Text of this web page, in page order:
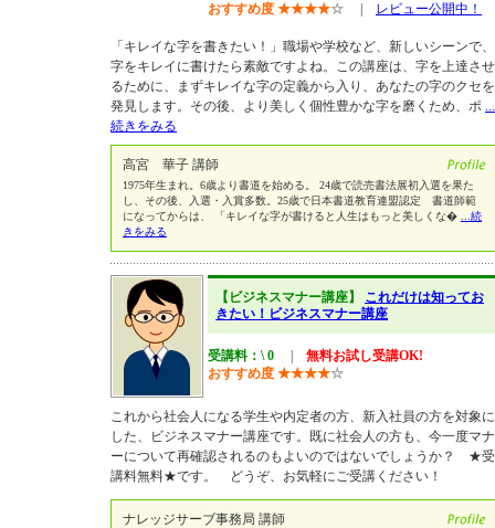
おすすめ度 ★★★★☆ レビュー公開中！
「キレイな字を書きたい！」職場や学校など、新しいシーンで、
字をキレイに書けたら素敵ですよね。この講座は、字を上達させ
るために、まずキレイな字の定義から入り、あなたの字のクセを
発見します。その後、より美しく個性豊かな字を磨くため、ポ ...
続きをみる
高宮 華子 講師
1975年生まれ。6歳より書道を始める。 24歳で読売書法展初入選を果た
し、その後、入選・入賞多数。25歳で日本書道教育連盟認定 書道師範
になってからは、 「キレイな字が書けると人生はもっと美しくな�
...続
きをみる
【ビジネスマナー講座】 これだけは知ってお
きたい！ビジネスマナー講座
受講料：\ 0
無料お試し受講OK!
おすすめ度 ★★★★☆
これから社会人になる学生や内定者の方、新入社員の方を対象に
した、ビジネスマナー講座です。既に社会人の方も、今一度マナ
ーについて再確認されるのもよいのではないでしょうか？ ★受
講料無料★です。 どうぞ、お気軽にご受講ください！
ナレッジサーブ事務局 講師